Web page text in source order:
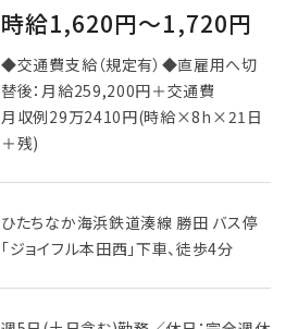
時給1,620円〜1,720円
◆交通費支給（規定有）◆直雇用へ切
替後：月給259,200円＋交通費
月収例29万2410円(時給×8h×21日
＋残)
ひたちなか海浜鉄道湊線 勝田 バス停
「ジョイフル本田西」下車、徒歩4分